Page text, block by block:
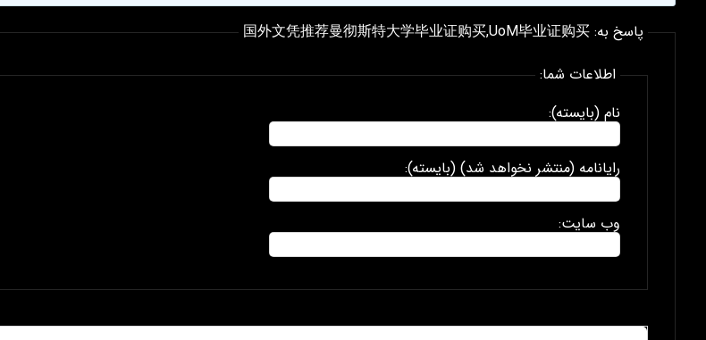
پاسخ به: 国外文凭推荐曼彻斯特大学毕业证购买,UoM毕业证购买
اطلاعات شما:
نام (بایسته):
رایانامه (منتشر نخواهد شد) (بایسته):
وب سایت: